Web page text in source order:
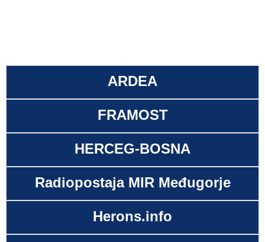
ARDEA
FRAMOST
HERCEG-BOSNA
Radiopostaja MIR Međugorje
Herons.info